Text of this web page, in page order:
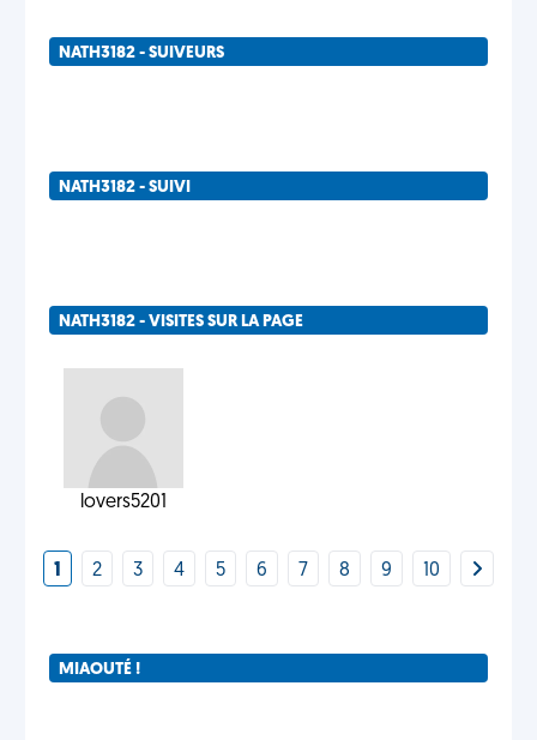
NATH3182 - SUIVEURS
NATH3182 - SUIVI
NATH3182 - VISITES SUR LA PAGE
lovers5201
1 2 3 4 5 6 7 8 9 10
MIAOUTÉ !